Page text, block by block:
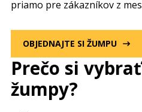
priamo pre zákazníkov z
OBJEDNAJTE SI ŽUMPU
Prečo si
žumpy?